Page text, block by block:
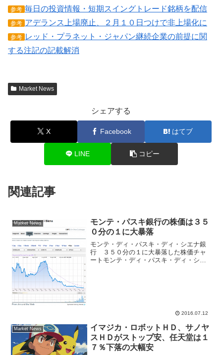
参考 毎日の投資情報・短期スイングトレード銘柄を配信
参考 アデランス上場廃止、２月１０日つけで非上場化に
参考 レッド・プラネット・ジャパン継続企業の前提に関
する注記の記載解消
Market News
シェアする
X Facebook はてブ
LINE コピー
関連記事
Market News
モンテ・パスキ銀行の株価は３５
０分の１に大暴落
モンテ・ディ・パスキ・ディ・シエナ銀
行 ３５０分の１に大暴落した株価チャ
ートモンテ・ディ・パスキ・ディ・シエ
2016.07.12
Market News
イマジカ・ロボットＨＤ、サノヤ
スＨＤがストップ安、任天堂は１
７％下落の大幅安